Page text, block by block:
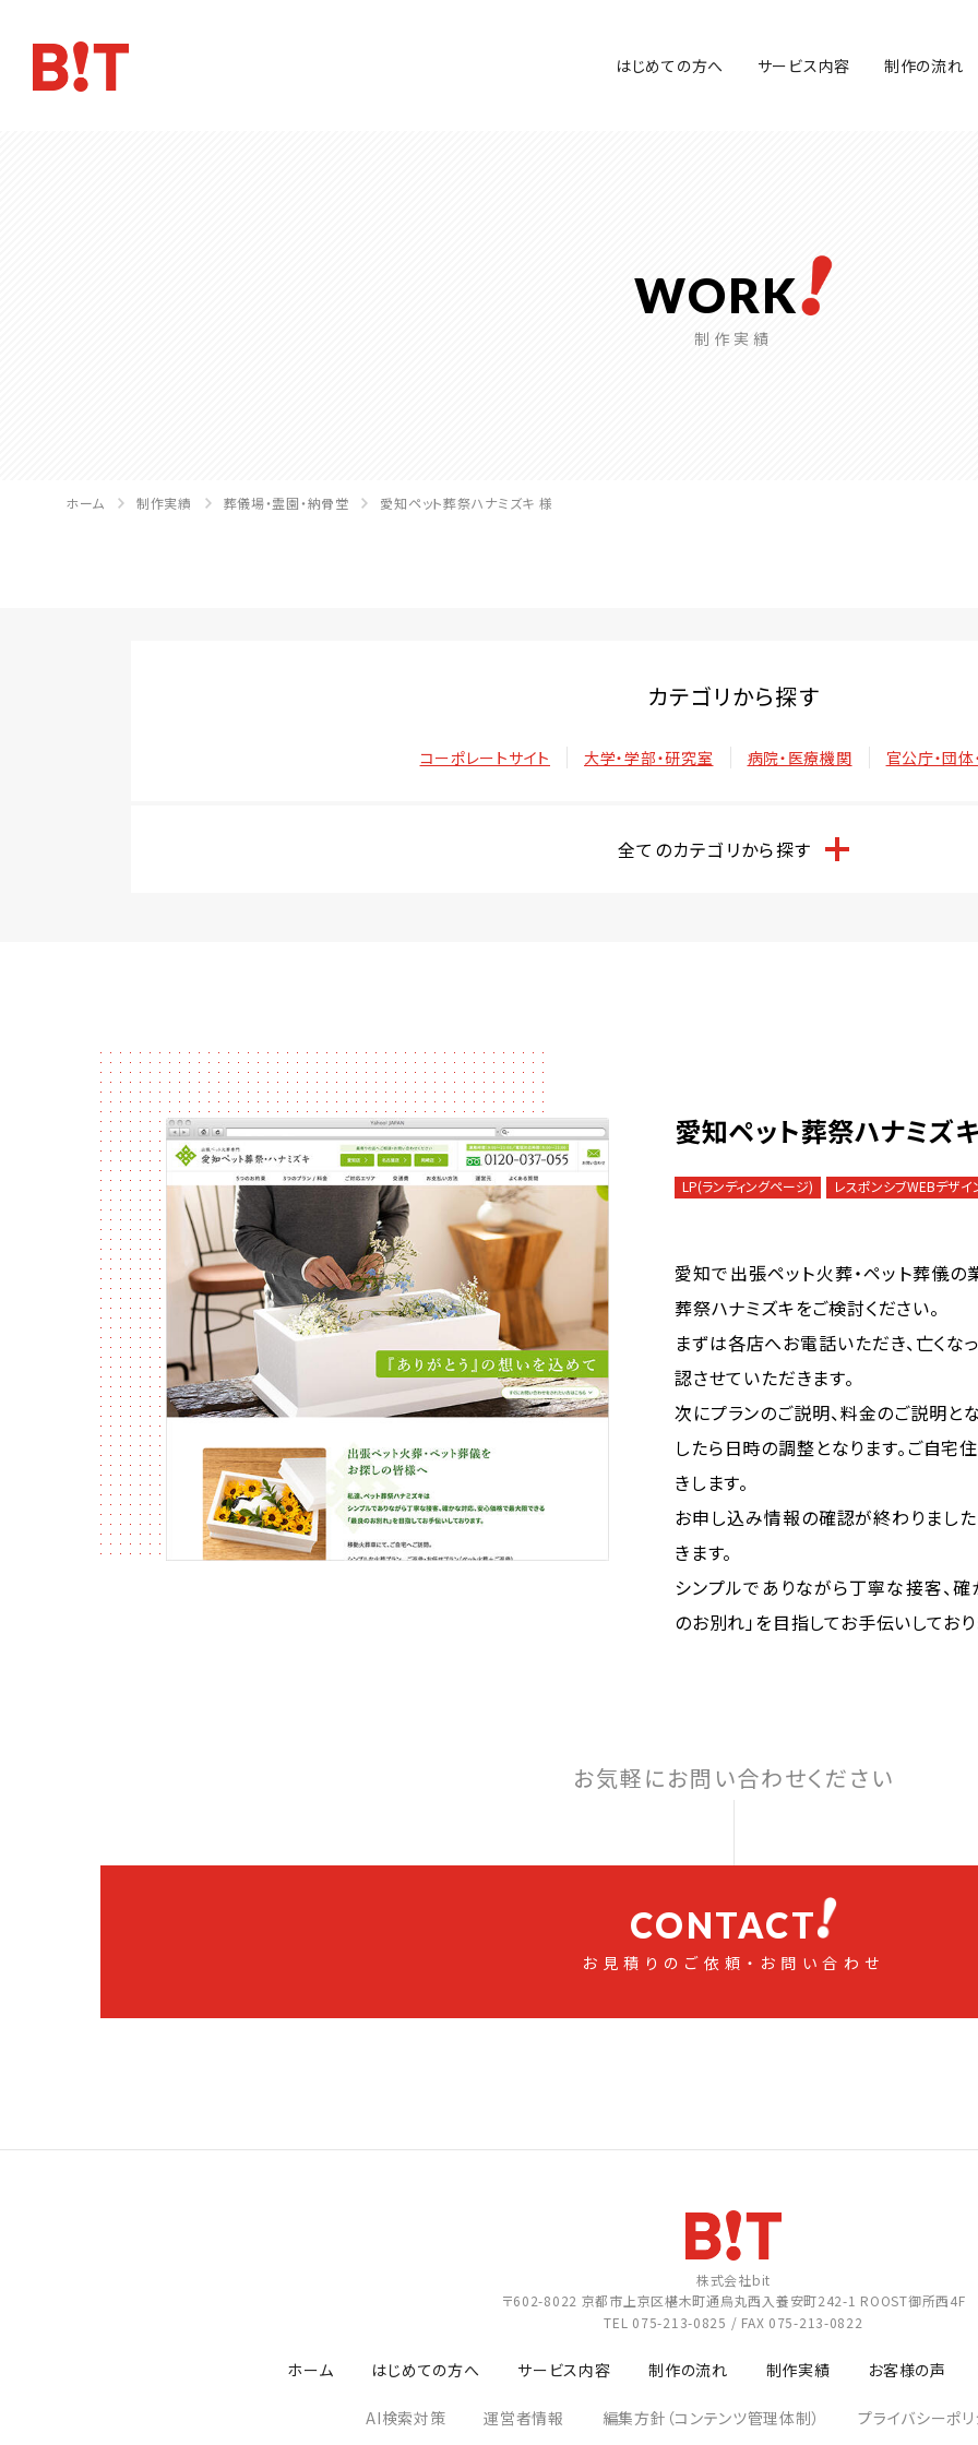
はじめての方へ サービス内容 制作の流れ
WORK
制作実績
ホーム 制作実績 葬儀場・霊園・納骨堂 愛知ペット葬祭ハナミズキ 様
カテゴリから探す
コーポレートサイト 大学・学部・研究室 病院・医療機関 官公庁・団
全てのカテゴリから探す
愛知ペット葬祭ハナミズ
LP(ランディングページ) レスポンシブWEBデザイ
愛知で出張ペット火葬・ペット葬儀
葬祭ハナミズキをご検討ください。
まずは各店へお電話いただき、亡くな
認させていただきます。
次にプランのご説明、料金のご説明と
したら日時の調整となります。ご自宅
きします。
お申し込み情報の確認が終わりまし
きます。
シンプルでありながら丁寧な接客、
のお別れ」を目指してお手伝いしており
お気軽にお問い合わせください
CONTACT
お見積りのご依頼・お問い合わせ
株式会社bit
〒602-8022 京都市上京区椹木町通烏丸西入養安町242-1 ROOST御所西4F
TEL 075-213-0825 / FAX 075-213-0822
ホーム はじめての方へ サービス内容 制作の流れ 制作実績 お客様の声
AI検索対策 運営者情報 編集方針（コンテンツ管理体制） プライバシーポ